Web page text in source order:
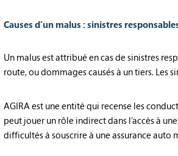
Causes d’un malus : sinistres
Un malus est attribué en cas de sinistres
route, ou dommages causés à un tiers. Les
AGIRA est une entité qui recense les
peut jouer un rôle indirect dans l’accès à
difficultés à souscrire à une assurance auto